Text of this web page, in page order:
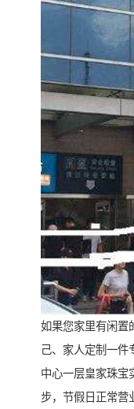
如果您家里有闲置
己、家人定制一件
中心一层皇家珠宝
步，节假日正常营